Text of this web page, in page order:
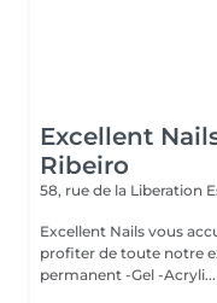
Excellent
Ribeiro
58, rue de la Liberation
Excellent Nails vous
profiter de toute notre
permanent -Gel -Acryli...